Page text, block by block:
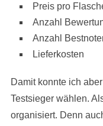
Preis pro
Anzahl
Anzahl
Lieferkosten
Damit konnte ich
Testsieger wählen.
organisiert. Denn